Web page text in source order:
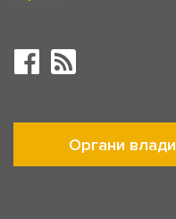
Органи влади